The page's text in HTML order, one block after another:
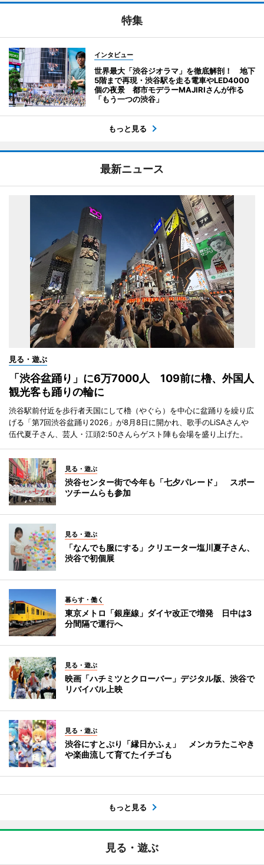
特集
インタビュー
世界最大「渋谷ジオラマ」を徹底解剖！ 地下
5階まで再現・渋谷駅を走る電車やLED4000
個の夜景 都市モデラーMAJIRIさんが作る
「もう一つの渋谷」
もっと見る
最新ニュース
見る・遊ぶ
「渋谷盆踊り」に6万7000人 109前に櫓、外国人
観光客も踊りの輪に
渋谷駅前付近を歩行者天国にして櫓（やぐら）を中心に盆踊りを繰り広
げる「第7回渋谷盆踊り2026」が8月8日に開かれ、歌手のLiSAさんや
伍代夏子さん、芸人・江頭2:50さんらゲスト陣も会場を盛り上げた。
見る・遊ぶ
渋谷センター街で今年も「七夕パレード」 スポー
ツチームらも参加
見る・遊ぶ
「なんでも服にする」クリエーター塩川夏子さん、
渋谷で初個展
暮らす・働く
東京メトロ「銀座線」ダイヤ改正で増発 日中は3
分間隔で運行へ
見る・遊ぶ
映画「ハチミツとクローバー」デジタル版、渋谷で
リバイバル上映
見る・遊ぶ
渋谷にすとぷり「縁日かふぇ」 メンカラたこやき
や楽曲流して育てたイチゴも
もっと見る
見る・遊ぶ